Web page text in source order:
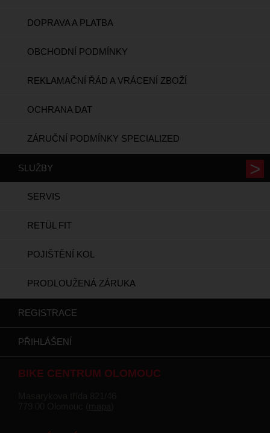
DOPRAVA A PLATBA
OBCHODNÍ PODMÍNKY
REKLAMAČNÍ ŘÁD A VRÁCENÍ ZBOŽÍ
OCHRANA DAT
ZÁRUČNÍ PODMÍNKY SPECIALIZED
SLUŽBY
SERVIS
RETÜL FIT
POJIŠTĚNÍ KOL
PRODLOUŽENÁ ZÁRUKA
REGISTRACE
PŘIHLÁŠENÍ
BIKE CENTRUM OLOMOUC